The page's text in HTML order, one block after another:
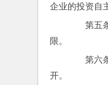
企业的投资自
第五条
限。
第六条
开。